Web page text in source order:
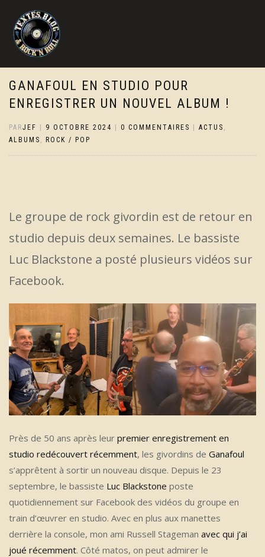
GANAFOUL EN STUDIO POUR
ENREGISTRER UN NOUVEL ALBUM !
PARJEF 9 OCTOBRE 2024 0 COMMENTAIRES ACTUS ,
ALBUMS , ROCK / POP
Le groupe de rock givordin est de retour en
studio depuis deux semaines. Le bassiste
Luc Blackstone a posté plusieurs vidéos sur
Facebook.
Près de 50 ans après leur premier enregistrement en
studio redécouvert récemment, les givordins de Ganafoul
s’apprêtent à sortir un nouveau disque. Depuis le 23
septembre, le bassiste Luc Blackstone poste
quotidiennement sur Facebook des vidéos du groupe en
train d’œuvrer en studio. Avec en plus aux manettes
derrière la console, mon ami Russell Stageman avec qui j’ai
joué récemment. Côté matos, on peut admirer le